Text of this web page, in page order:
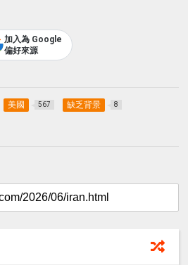
加入為 Google
偏好來源
美國 567 缺乏背景 8